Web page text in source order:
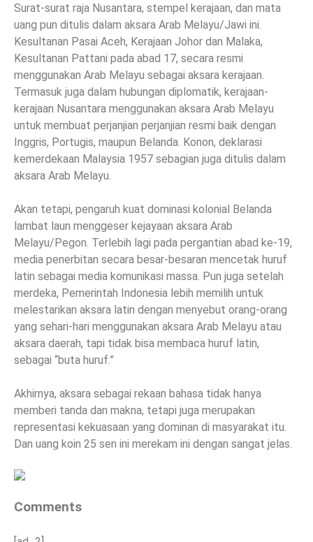
Surat-surat raja Nusantara, stempel kerajaan, dan mata
uang pun ditulis dalam aksara Arab Melayu/Jawi ini.
Kesultanan Pasai Aceh, Kerajaan Johor dan Malaka,
Kesultanan Pattani pada abad 17, secara resmi
menggunakan Arab Melayu sebagai aksara kerajaan.
Termasuk juga dalam hubungan diplomatik, kerajaan-
kerajaan Nusantara menggunakan aksara Arab Melayu
untuk membuat perjanjian perjanjian resmi baik dengan
Inggris, Portugis, maupun Belanda. Konon, deklarasi
kemerdekaan Malaysia 1957 sebagian juga ditulis dalam
aksara Arab Melayu.
Akan tetapi, pengaruh kuat dominasi kolonial Belanda
lambat laun menggeser kejayaan aksara Arab
Melayu/Pegon. Terlebih lagi pada pergantian abad ke-19,
media penerbitan secara besar-besaran mencetak huruf
latin sebagai media komunikasi massa. Pun juga setelah
merdeka, Pemerintah Indonesia lebih memilih untuk
melestarikan aksara latin dengan menyebut orang-orang
yang sehari-hari menggunakan aksara Arab Melayu atau
aksara daerah, tapi tidak bisa membaca huruf latin,
sebagai “buta huruf.”
Akhirnya, aksara sebagai rekaan bahasa tidak hanya
memberi tanda dan makna, tetapi juga merupakan
representasi kekuasaan yang dominan di masyarakat itu.
Dan uang koin 25 sen ini merekam ini dengan sangat jelas.
Comments